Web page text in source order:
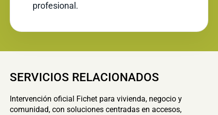
profesional.
SERVICIOS RELACIONADOS
Intervención oficial Fichet para vivienda, negocio y
comunidad, con soluciones centradas en accesos,